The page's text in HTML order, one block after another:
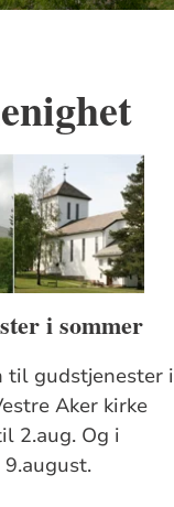
i sommer
til gudstjenester i
Aker kirke
2.aug. Og i